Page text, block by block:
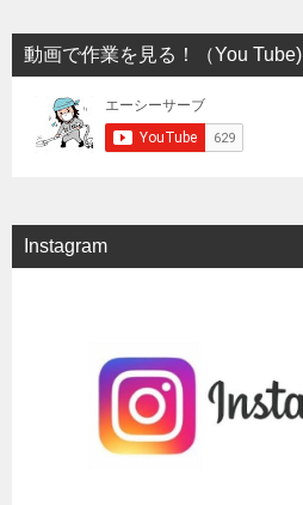
動画で作業を見る！（You Tube)
Instagram